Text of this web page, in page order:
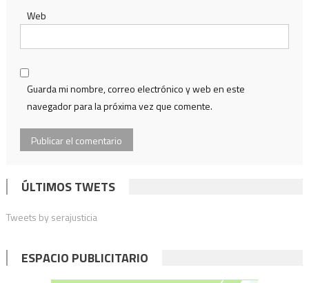
Web
Guarda mi nombre, correo electrónico y web en este
navegador para la próxima vez que comente.
ÚLTIMOS TWETS
Tweets by serajusticia
ESPACIO PUBLICITARIO